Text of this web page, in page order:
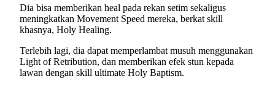
Dia bisa memberikan heal pada rekan setim sekaligus
meningkatkan Movement Speed mereka, berkat skill
khasnya, Holy Healing.
Terlebih lagi, dia dapat memperlambat musuh menggunakan
Light of Retribution, dan memberikan efek stun kepada
lawan dengan skill ultimate Holy Baptism.